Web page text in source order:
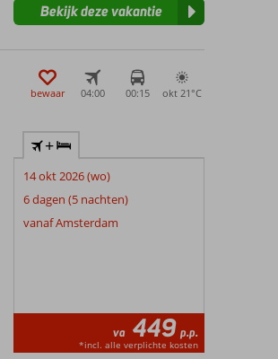
Bekijk deze vakantie
bewaar 04:00 00:15 okt 21°C
+
14 okt 2026 (wo)
6 dagen (5 nachten)
vanaf Amsterdam
va 449 p.p.
*incl. alle verplichte kosten